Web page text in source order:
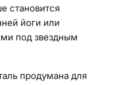
становится
йоги или
под звездным
продумана для